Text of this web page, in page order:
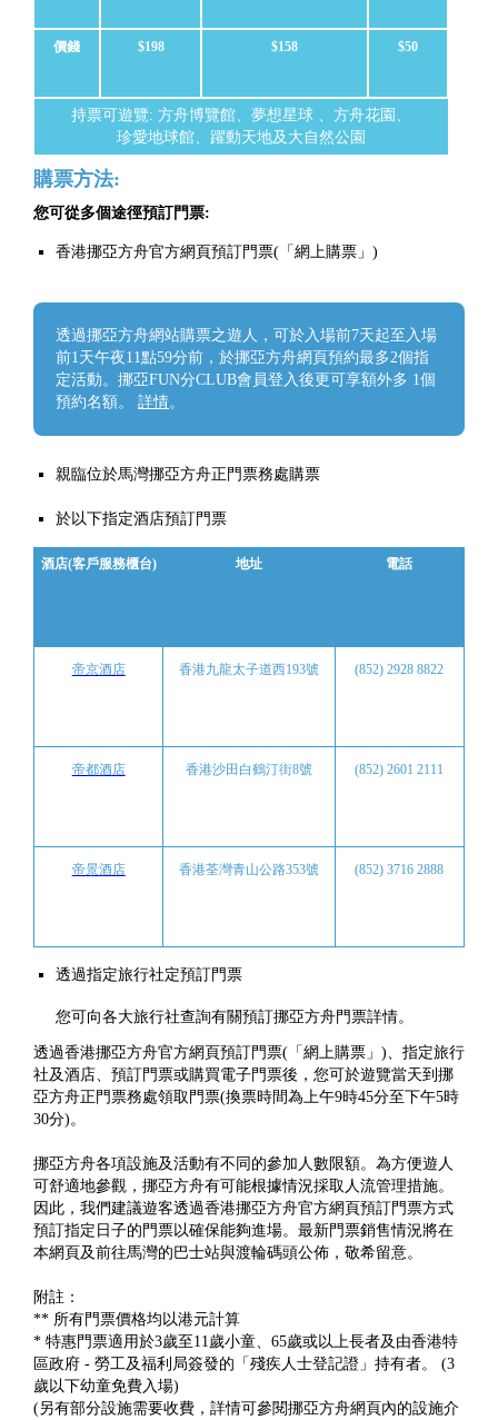
價錢 $198 $158 $50
持票可遊覽:方舟博覽館、夢想星球 、方舟花園 、
珍愛地球館、 躍動天地及 大自然公園
購票方法:
您可從多個途徑預訂門票:
香港挪亞方舟官方網頁預訂門票(「網上購票」)
透過挪亞方舟網站購票之遊人，可於入場前7天起至入場
前1天午夜11點59分前，於挪亞方舟網頁預約最多2個指
定活動。挪亞FUN分CLUB會員登入後更可享額外多 1個
預約名額。 詳情。
親臨位於馬灣挪亞方舟正門票務處購票
於以下指定酒店預訂門票
酒店(客戶服務櫃台) 地址 電話
帝京酒店 香港九龍太子道西193號 (852) 2928 8822
帝都酒店 香港沙田白鶴汀街8號 (852) 2601 2111
帝景酒店 香港荃灣青山公路353號 (852) 3716 2888
透過指定旅行社定預訂門票
您可向各大旅行社查詢有關預訂挪亞方舟門票詳情。
透過香港挪亞方舟官方網頁預訂門票(「網上購票」)、指定旅行
社及酒店、預訂門票或購買電子門票後，您可於遊覽當天到挪
亞方舟正門票務處領取門票(換票時間為上午9時45分至下午5時
30分)。
挪亞方舟各項設施及活動有不同的參加人數限額。為方便遊人
可舒適地參觀，挪亞方舟有可能根據情況採取人流管理措施。
因此，我們建議遊客透過香港挪亞方舟官方網頁預訂門票方式
預訂指定日子的門票以確保能夠進場。最新門票銷售情況將在
本網頁及前往馬灣的巴士站與渡輪碼頭公佈，敬希留意。
附註：
** 所有門票價格均以港元計算
* 特惠門票適用於3歲至11歲小童、65歲或以上長者及由香港特
區政府 - 勞工及福利局簽發的「殘疾人士登記證」持有者。 (3
歲以下幼童免費入場)
(另有部分設施需要收費，詳情可參閱挪亞方舟網頁內的設施介